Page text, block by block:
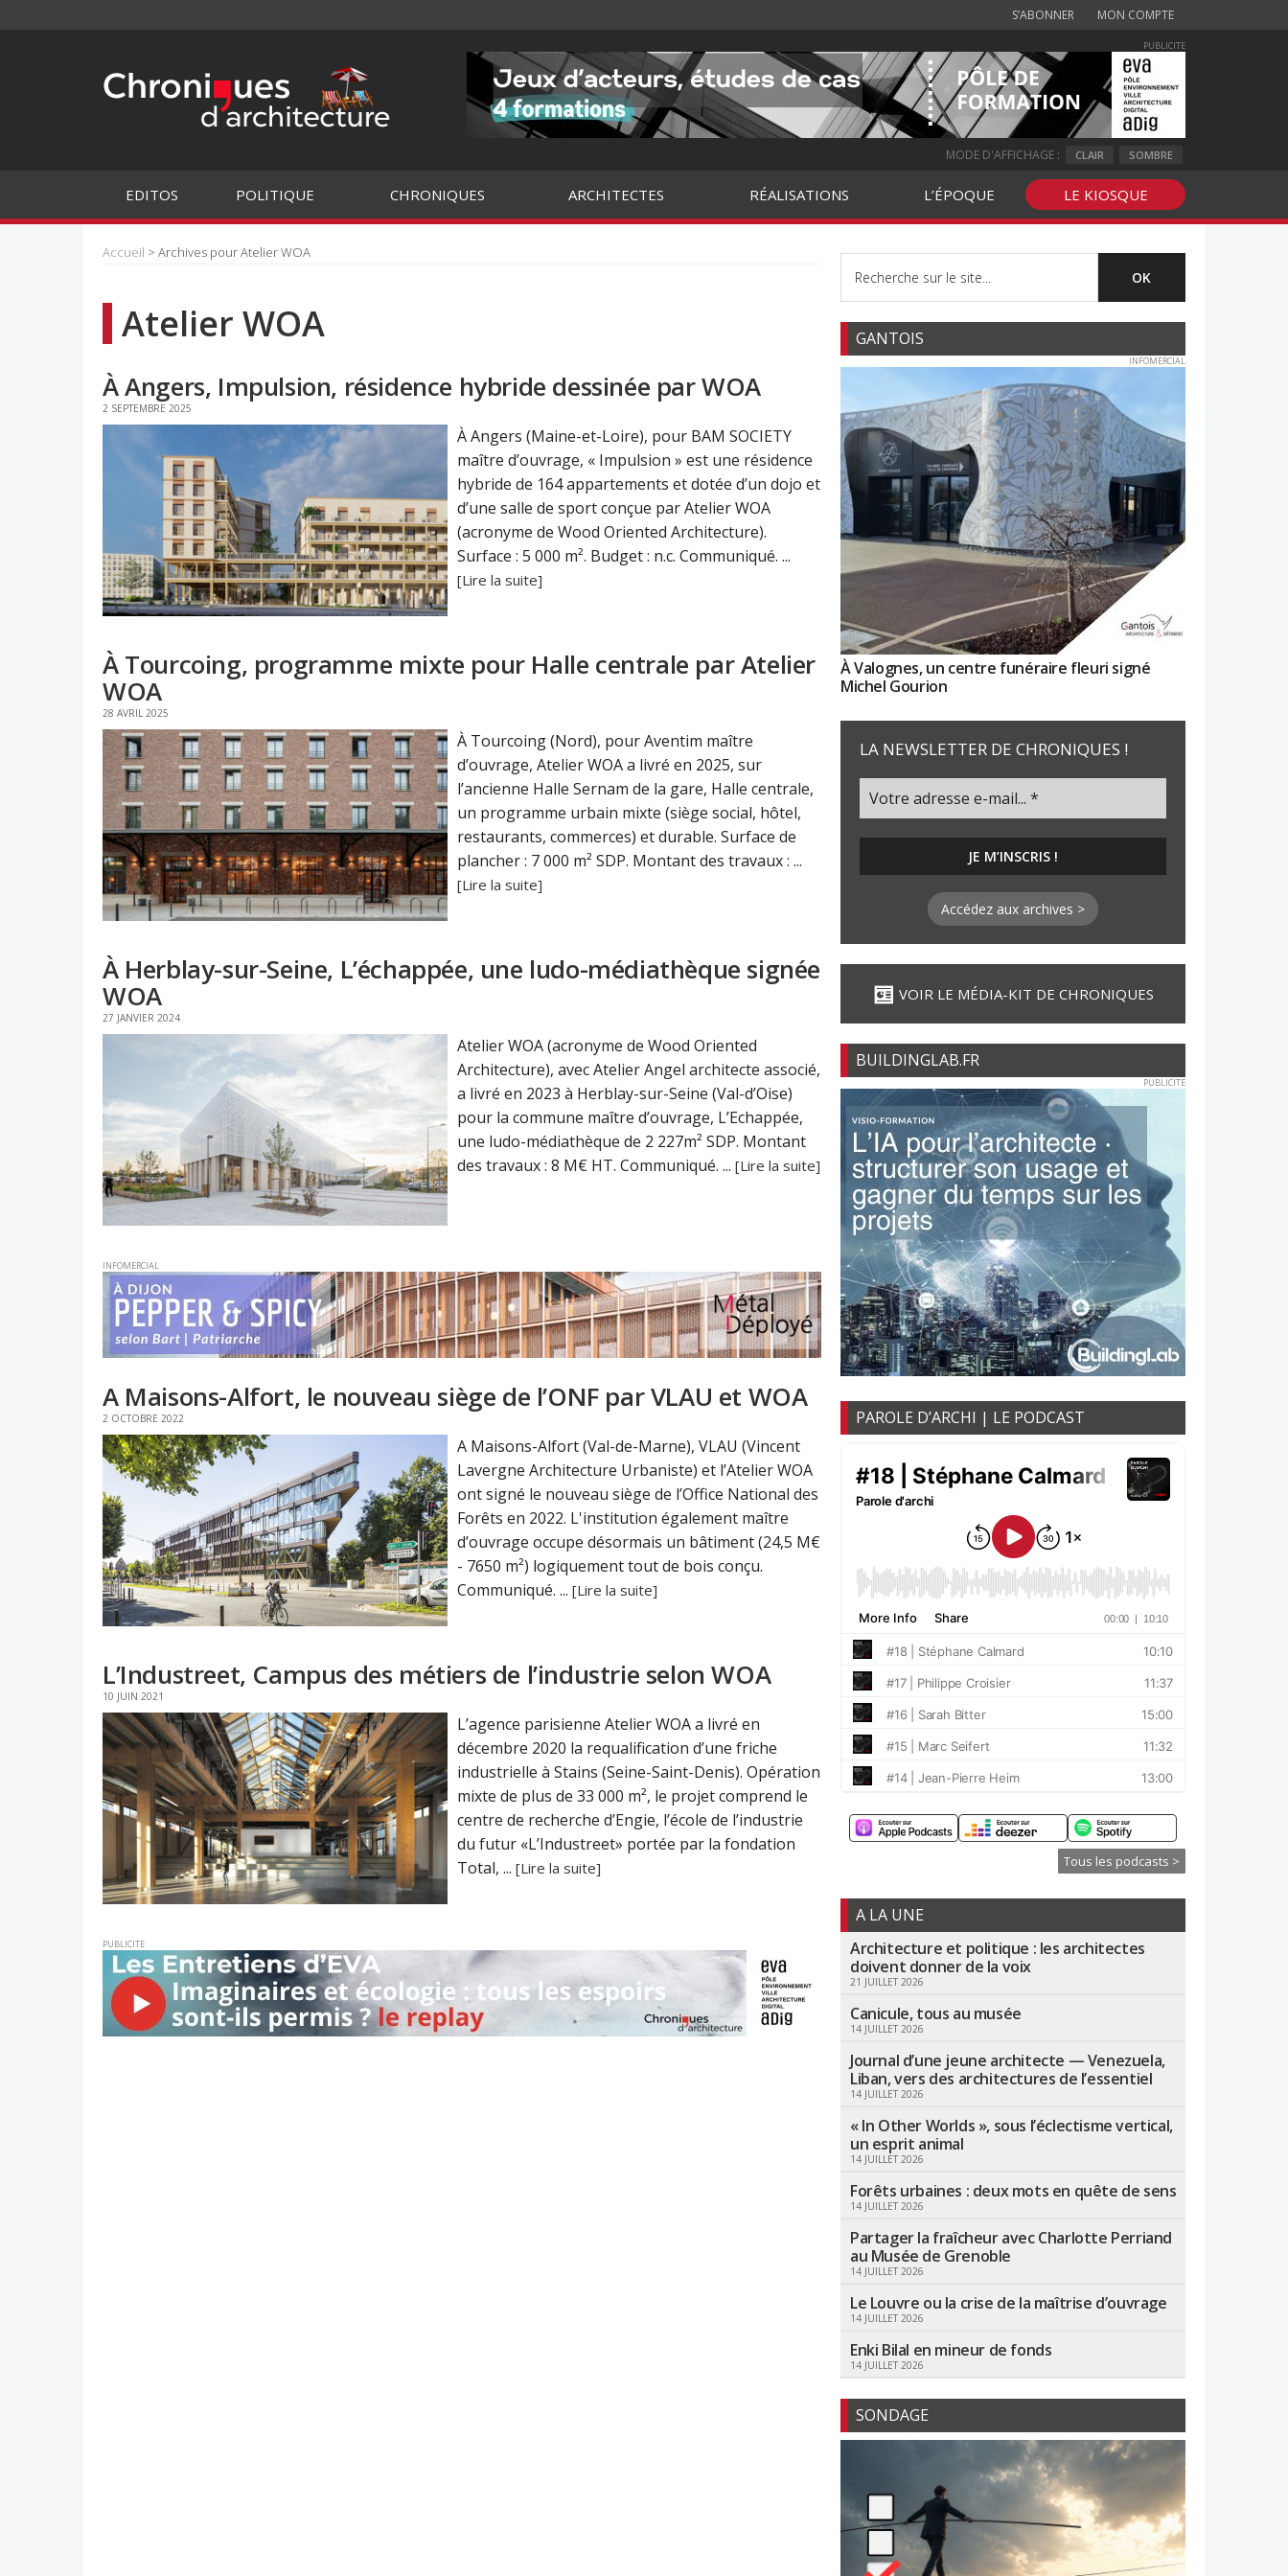
S’ABONNER MON COMPTE
PUBLICITE
MODE D'AFFICHAGE : CLAIR SOMBRE
EDITOS POLITIQUE CHRONIQUES ARCHITECTES RÉALISATIONS L’ÉPOQUE LE KIOSQUE
Accueil > Archives pour Atelier WOA
Atelier WOA
À Angers, Impulsion, résidence hybride dessinée par WOA
2 SEPTEMBRE 2025
À Angers (Maine-et-Loire), pour BAM SOCIETY
maître d’ouvrage, « Impulsion » est une résidence
hybride de 164 appartements et dotée d’un dojo et
d’une salle de sport conçue par Atelier WOA
(acronyme de Wood Oriented Architecture).
Surface : 5 000 m². Budget : n.c. Communiqué. ...
[Lire la suite]
À Tourcoing, programme mixte pour Halle centrale par Atelier
WOA
28 AVRIL 2025
À Tourcoing (Nord), pour Aventim maître
d’ouvrage, Atelier WOA a livré en 2025, sur
l’ancienne Halle Sernam de la gare, Halle centrale,
un programme urbain mixte (siège social, hôtel,
restaurants, commerces) et durable. Surface de
plancher : 7 000 m² SDP. Montant des travaux : ...
[Lire la suite]
À Herblay-sur-Seine, L’échappée, une ludo-médiathèque signée
WOA
27 JANVIER 2024
Atelier WOA (acronyme de Wood Oriented
Architecture), avec Atelier Angel architecte associé,
a livré en 2023 à Herblay-sur-Seine (Val-d’Oise)
pour la commune maître d’ouvrage, L’Echappée,
une ludo-médiathèque de 2 227m² SDP. Montant
des travaux : 8 M€ HT. Communiqué. ... [Lire la suite]
INFOMERCIAL
A Maisons-Alfort, le nouveau siège de l’ONF par VLAU et WOA
2 OCTOBRE 2022
A Maisons-Alfort (Val-de-Marne), VLAU (Vincent
Lavergne Architecture Urbaniste) et l’Atelier WOA
ont signé le nouveau siège de l’Office National des
Forêts en 2022. L'institution également maître
d’ouvrage occupe désormais un bâtiment (24,5 M€
- 7650 m²) logiquement tout de bois conçu.
Communiqué. ... [Lire la suite]
L’Industreet, Campus des métiers de l’industrie selon WOA
10 JUIN 2021
L’agence parisienne Atelier WOA a livré en
décembre 2020 la requalification d’une friche
industrielle à Stains (Seine-Saint-Denis). Opération
mixte de plus de 33 000 m², le projet comprend le
centre de recherche d’Engie, l’école de l’industrie
du futur «L’Industreet» portée par la fondation
Total, ... [Lire la suite]
PUBLICITE
GANTOIS
INFOMERCIAL
À Valognes, un centre funéraire fleuri signé
Michel Gourion
LA NEWSLETTER DE CHRONIQUES !
Accédez aux archives >
VOIR LE MÉDIA-KIT DE CHRONIQUES
BUILDINGLAB.FR
PUBLICITE
PAROLE D’ARCHI | LE PODCAST
Tous les podcasts >
A LA UNE
Architecture et politique : les architectes
doivent donner de la voix
21 JUILLET 2026
Canicule, tous au musée
14 JUILLET 2026
Journal d’une jeune architecte — Venezuela,
Liban, vers des architectures de l’essentiel
14 JUILLET 2026
« In Other Worlds », sous l’éclectisme vertical,
un esprit animal
14 JUILLET 2026
Forêts urbaines : deux mots en quête de sens
14 JUILLET 2026
Partager la fraîcheur avec Charlotte Perriand
au Musée de Grenoble
14 JUILLET 2026
Le Louvre ou la crise de la maîtrise d’ouvrage
14 JUILLET 2026
Enki Bilal en mineur de fonds
14 JUILLET 2026
SONDAGE